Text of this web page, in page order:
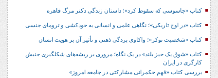
کتاب «جاسوسی که سقوط کرد»؛ داستان زندگی دکتر مرگ قاهره
کتاب «در اوج تاریکی»؛ نگاهی علمی و انسانی به خودکشی و ترومای جنسی
کتاب «شخصیت نوکر»؛ واکاوی بردگی ذهنی و تأثیر آن بر هویت انسان
کتاب «شوق یک خیز بلند» در یک نگاه؛ مروری بر ریشه‌های شکل‎گیری جنبش
کارگری در ایران
بررسی کتاب «فهم حکمرانی مشارکتی در جامعه امروز»